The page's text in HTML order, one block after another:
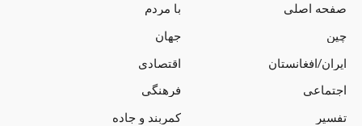
صفحه اصلی
با مردم
چین
جهان
ایران/افغانستان
اقتصادی
اجتماعی
فرهنگی
تفسیر
کمربند و جاده